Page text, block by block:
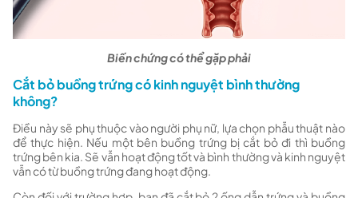
Biến chứng có thể gặp phải
Cắt bỏ buồng trứng có kinh nguyệt bình thường
không?
Điều này sẽ phụ thuộc vào người phụ nữ, lựa chọn phẫu thuật nào
để thực hiện. Nếu một bên buồng trứng bị cắt bỏ đi thì buồng
trứng bên kia. Sẽ vẫn hoạt động tốt và bình thường và kinh nguyệt
vẫn có từ buồng trứng đang hoạt động.